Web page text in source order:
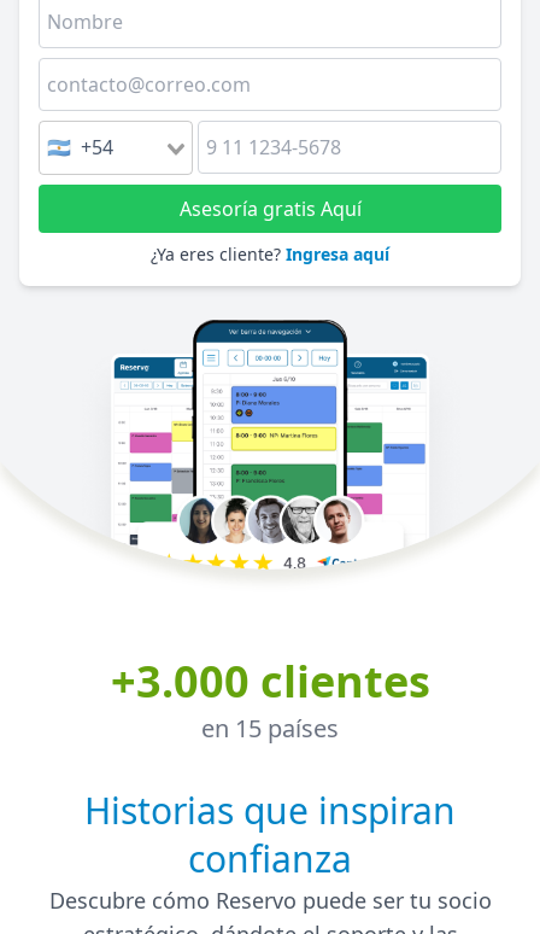
🇦🇷 +54
Asesoría gratis Aquí
¿Ya eres cliente? Ingresa aquí
+3.000 clientes
en 15 países
Historias que inspiran
confianza
Descubre cómo Reservo puede ser tu socio